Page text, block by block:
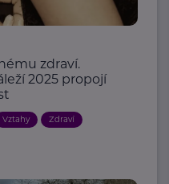
zdraví.
2025 propojí
Vztahy Zdraví